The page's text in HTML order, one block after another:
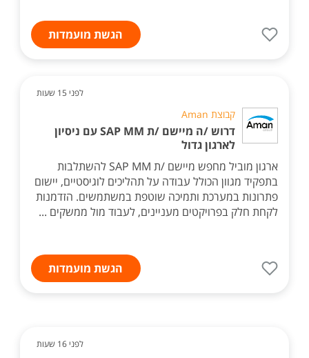
הגשת מועמדות
לפני 15 שעות
קבוצת Aman
דרוש /ה מיישם /ת SAP MM עם ניסיון
לארגון גדול
ארגון מוביל מחפש מיישם /ת SAP MM להשתלבות
בתפקיד מגוון הכולל עבודה על תהליכים לוגיסטיים, יישום
פתרונות במערכת ותמיכה שוטפת במשתמשים. הזדמנות
לקחת חלק בפרויקטים מעניינים, לעבוד מול ממשקים ...
הגשת מועמדות
לפני 16 שעות